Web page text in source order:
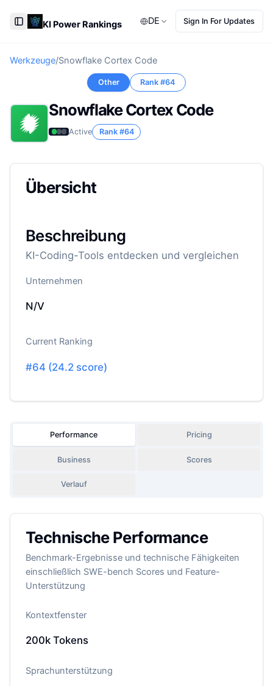
Toggle Sidebar
KI Power Rankings DE Sign In For Updates
Werkzeuge/Snowflake Cortex Code
Other Rank #64
Snowflake Cortex Code
Active Rank #64
Übersicht
Beschreibung
KI-Coding-Tools entdecken und vergleichen
Unternehmen
N/V
Current Ranking
#64 (24.2 score)
Performance Pricing
Business Scores
Verlauf
Technische Performance
Benchmark-Ergebnisse und technische Fähigkeiten
einschließlich SWE-bench Scores und Feature-
Unterstützung
Kontextfenster
200kTokens
Sprachunterstützung